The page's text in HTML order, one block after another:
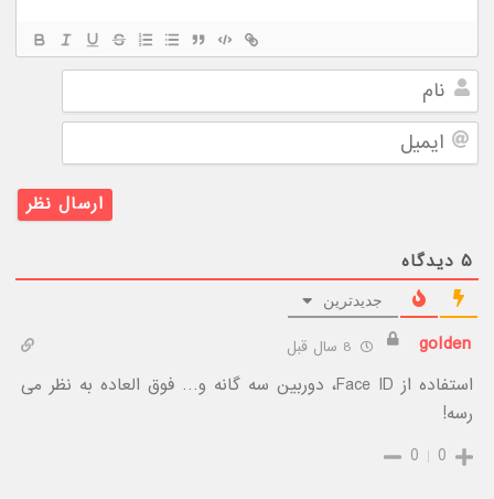
ایمیل
۵ دیدگاه
جدیدترین
golden 8 سال قبل
استفاده از Face ID، دوربین سه گانه و… فوق العاده به نظر می
رسه!
0
0